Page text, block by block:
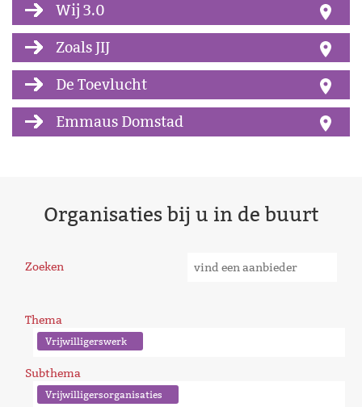
Wij 3.0
Zoals JIJ
De Toevlucht
Emmaus Domstad
Organisaties bij u in de buurt
Zoeken
Thema
Vrijwilligerswerk
Subthema
Vrijwilligersorganisaties